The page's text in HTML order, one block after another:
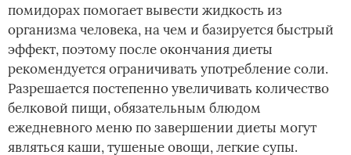
помидорах помогает вывести жидкость из
организма человека, на чем и базируется быстрый
эффект, поэтому после окончания диеты
рекомендуется ограничивать употребление соли.
Разрешается постепенно увеличивать количество
белковой пищи, обязательным блюдом
ежедневного меню по завершении диеты могут
являться каши, тушеные овощи, легкие супы.